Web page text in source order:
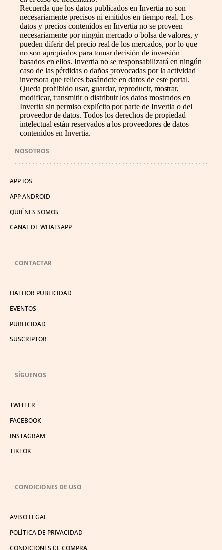
Recuerda que los datos publicados en Invertia no son
necesariamente precisos ni emitidos en tiempo real. Los
datos y precios contenidos en Invertia no se proveen
necesariamente por ningún mercado o bolsa de valores, y
pueden diferir del precio real de los mercados, por lo que
no son apropiados para tomar decisión de inversión
basados en ellos. Invertia no se responsabilizará en ningún
caso de las pérdidas o daños provocadas por la actividad
inversora que relices basándote en datos de este portal.
Queda prohibido usar, guardar, reproducir, mostrar,
modificar, transmitir o distribuir los datos mostrados en
Invertia sin permiso explícito por parte de Invertia o del
proveedor de datos. Todos los derechos de propiedad
intelectual están reservados a los proveedores de datos
contenidos en Invertia.
NOSOTROS
APP IOS
APP ANDROID
QUIÉNES SOMOS
CANAL DE WHATSAPP
CONTACTAR
HATHOR PUBLICIDAD
EVENTOS
PUBLICIDAD
SUSCRIPTOR
SÍGUENOS
TWITTER
FACEBOOK
INSTAGRAM
TIKTOK
CONDICIONES DE USO
AVISO LEGAL
POLÍTICA DE PRIVACIDAD
CONDICIONES DE COMPRA